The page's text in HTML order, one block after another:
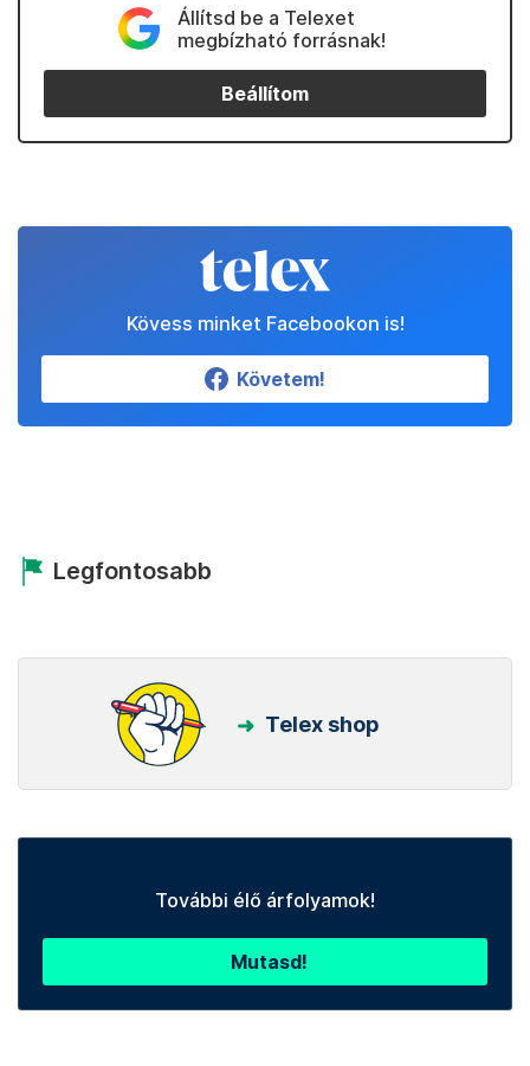
Állítsd be a Telexet
megbízható forrásnak!
Beállítom
Kövess minket Facebookon is!
Követem!
Legfontosabb
Telex shop
További élő árfolyamok!
Mutasd!